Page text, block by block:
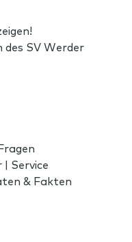
des SV Werder
Service
& Fakten